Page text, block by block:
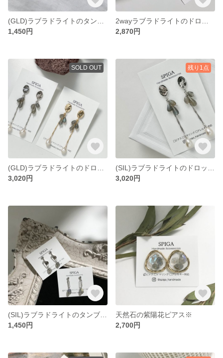
1,450円
2,870円
SOLD OUT
3,020円
残り1点
3,020円
1,450円
天然石の紫陽花ピアス※
2,700円